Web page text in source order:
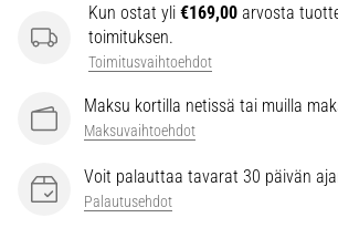
iliotibiaalisen
jänteen
oireyhtymä
on
vaiva
juoksijoiden
Kun ostat yli €169,00 arvosta
toimituksen.
Toimitusvaihtoehdot
Maksu kortilla netissä tai muilla
Maksuvaihtoehdot
Voit palauttaa tavarat 30 päivän
Palautusehdot